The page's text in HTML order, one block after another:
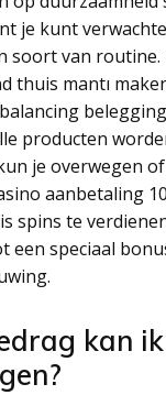
je kunt
soort van routine.
thuis mantı
producten
je overwegen
aanbetaling
spins te
speciaal
kan ik